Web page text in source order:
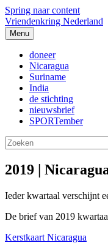
Spring naar content
Vriendenkring Nederland
Menu
doneer
Nicaragua
Suriname
India
de stichting
nieuwsbrief
SPORTember
2019 |
Ieder kwartaal verschijnt
De brief van 2019
Kerstkaart Nicaragua